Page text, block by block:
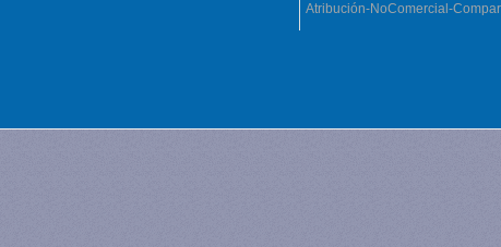
Atribución-NoComercial-